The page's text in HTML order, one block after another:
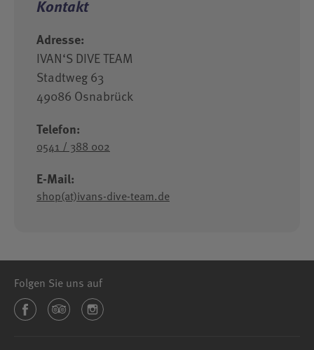
Kontakt
Adresse:
IVAN‘S DIVE TEAM
Stadtweg 63
49086 Osnabrück
Telefon:
0541 / 388 002
E-Mail:
shop(at)ivans-dive-team.de
Folgen Sie uns auf